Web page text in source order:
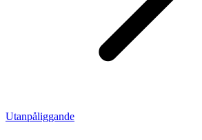
Utanpåliggande